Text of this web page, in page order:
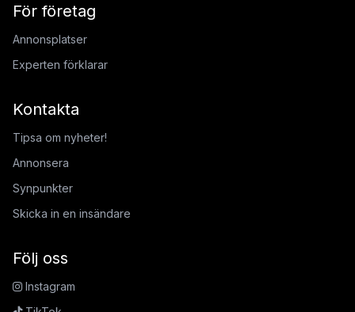
För företag
Annonsplatser
Experten förklarar
Kontakta
Tipsa om nyheter!
Annonsera
Synpunkter
Skicka in en insändare
Följ oss
Instagram